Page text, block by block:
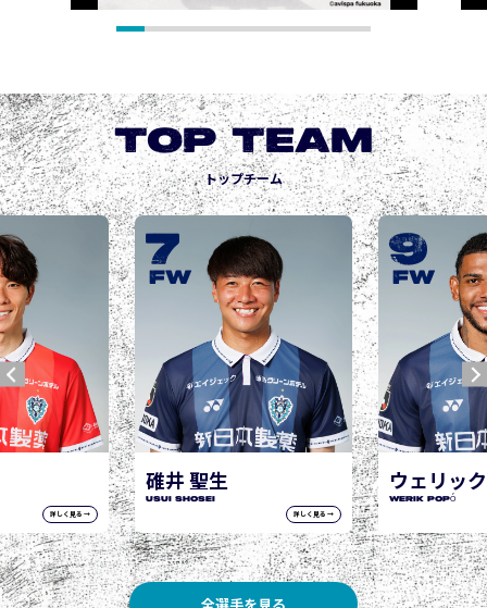
TOP TEAM
トップチーム
詳しく見る →
ウェリック ポポ
WERIK POPÓ
詳しく見る →
9
FW
城後 寿
JOGO Hisashi
10
FW
全選手を見る